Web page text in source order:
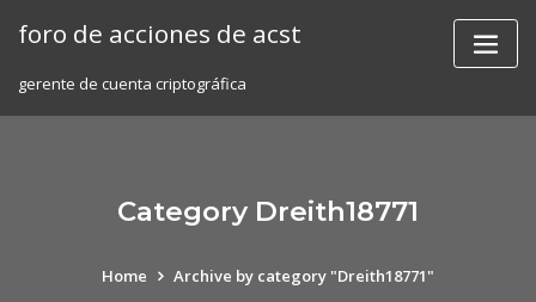
foro de acciones de acst
gerente de cuenta criptográfica
Category Dreith18771
Home Archive by category "Dreith18771"